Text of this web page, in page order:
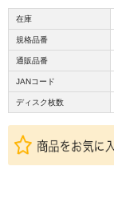
在庫
規格品番
通販品番
JANコード
ディスク枚数